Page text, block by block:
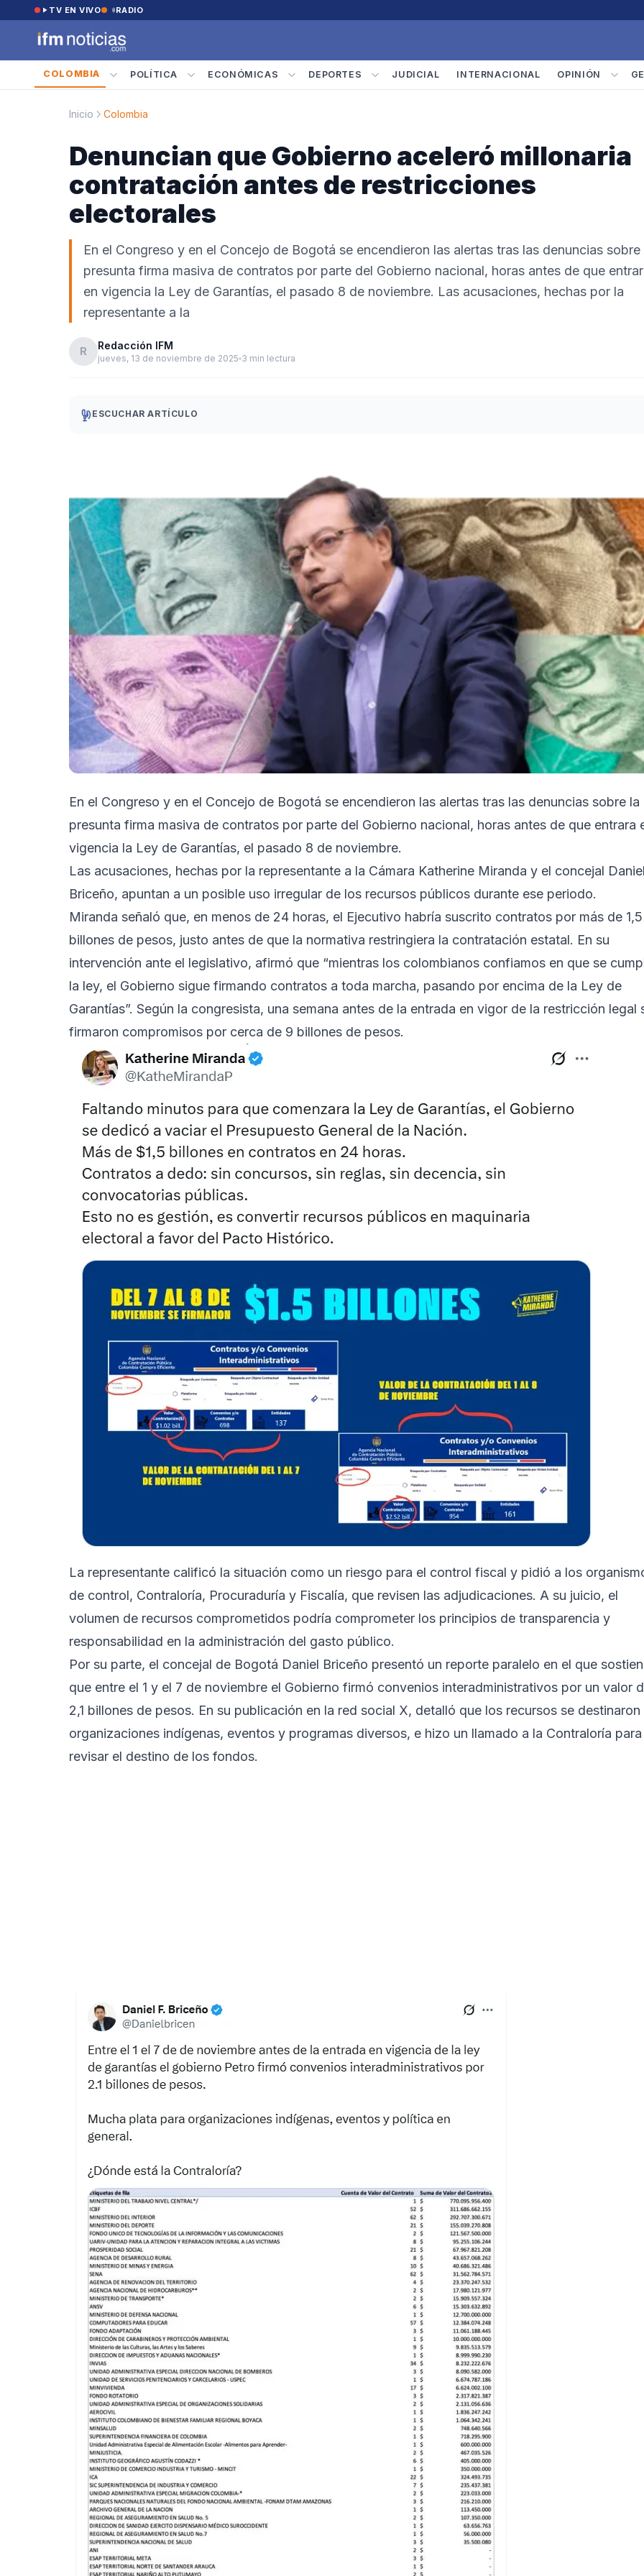
Saltar al contenido
TV EN VIVO RADIO
COLOMBIA POLÍTICA ECONÓMICAS DEPORTES JUDICIAL INTERNACIONAL OPINIÓN
Inicio Colombia
Denuncian que Gobierno aceleró millonaria
contratación antes de restricciones
electorales
En el Congreso y en el Concejo de Bogotá se encendieron las alertas tras las denuncias sobre
presunta firma masiva de contratos por parte del Gobierno nacional, horas antes de que
en vigencia la Ley de Garantías, el pasado 8 de noviembre. Las acusaciones, hechas por la
representante a la
R Redacción IFM
jueves, 13 de noviembre de 2025 3 min lectura
ESCUCHAR ARTÍCULO
En el Congreso y en el Concejo de Bogotá se encendieron las alertas tras las denuncias sobre la
presunta firma masiva de contratos por parte del Gobierno nacional, horas antes de que entrara
vigencia la Ley de Garantías, el pasado 8 de noviembre.
Las acusaciones, hechas por la representante a la Cámara Katherine Miranda y el concejal Daniel
Briceño, apuntan a un posible uso irregular de los recursos públicos durante ese periodo.
Miranda señaló que, en menos de 24 horas, el Ejecutivo habría suscrito contratos por más de 1,5
billones de pesos, justo antes de que la normativa restringiera la contratación estatal. En su
intervención ante el legislativo, afirmó que “mientras los colombianos confiamos en que se
la ley, el Gobierno sigue firmando contratos a toda marcha, pasando por encima de la Ley de
Garantías”. Según la congresista, una semana antes de la entrada en vigor de la restricción legal
firmaron compromisos por cerca de 9 billones de pesos.
La representante calificó la situación como un riesgo para el control fiscal y pidió a los
de control, Contraloría, Procuraduría y Fiscalía, que revisen las adjudicaciones. A su juicio, el
volumen de recursos comprometidos podría comprometer los principios de transparencia y
responsabilidad en la administración del gasto público.
Por su parte, el concejal de Bogotá Daniel Briceño presentó un reporte paralelo en el que
que entre el 1 y el 7 de noviembre el Gobierno firmó convenios interadministrativos por un valor
2,1 billones de pesos. En su publicación en la red social X, detalló que los recursos se destinaron
organizaciones indígenas, eventos y programas diversos, e hizo un llamado a la Contraloría para
revisar el destino de los fondos.